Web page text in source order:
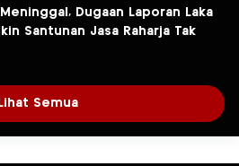
Dugaan Laporan Laka
Santunan Jasa Raharja Tak
Lihat Semua